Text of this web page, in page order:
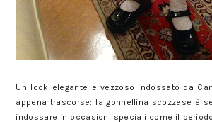
Un look elegante e vezzoso indossato da
appena trascorse: la gonnellina scozzese è
indossare in occasioni speciali come il